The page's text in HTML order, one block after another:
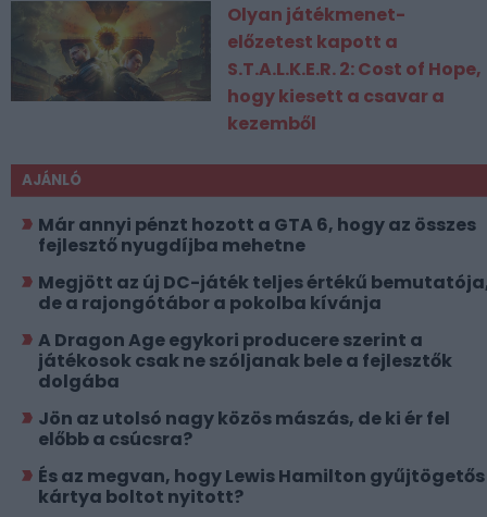
Olyan játékmenet-
előzetest kapott a
S.T.A.L.K.E.R. 2: Cost of Hope,
hogy kiesett a csavar a
kezemből
AJÁNLÓ
Már annyi pénzt hozott a GTA 6, hogy az összes
fejlesztő nyugdíjba mehetne
Megjött az új DC-játék teljes értékű
de a rajongótábor a pokolba kívánja
A Dragon Age egykori producere szerint a
játékosok csak ne szóljanak bele a fejlesztők
dolgába
Jön az utolsó nagy közös mászás, de ki ér fel
előbb a csúcsra?
És az megvan, hogy Lewis Hamilton gyűjtögetős
kártya boltot nyitott?